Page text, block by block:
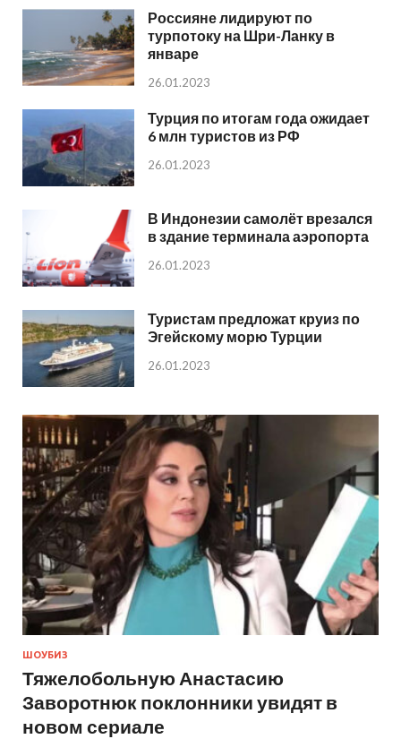
Россияне лидируют по
турпотоку на Шри-Ланку в
январе
26.01.2023
Турция по итогам года ожидает
6 млн туристов из РФ
26.01.2023
В Индонезии самолёт врезался
в здание терминала аэропорта
26.01.2023
Туристам предложат круиз по
Эгейскому морю Турции
26.01.2023
ШОУБИЗ
Тяжелобольную Анастасию
Заворотнюк поклонники увидят в
новом сериале